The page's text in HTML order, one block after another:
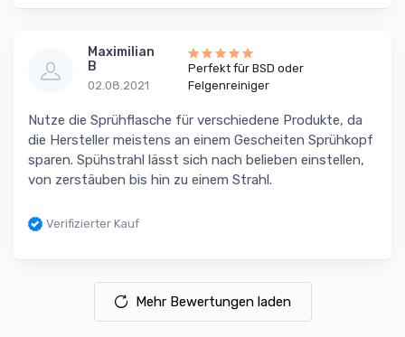
Maximilian
B
02.08.2021
Perfekt für BSD oder
Felgenreiniger
Nutze die Sprühflasche für verschiedene Produkte, da
die Hersteller meistens an einem Gescheiten Sprühkopf
sparen. Spühstrahl lässt sich nach belieben einstellen,
von zerstäuben bis hin zu einem Strahl.
Verifizierter Kauf
Mehr Bewertungen laden